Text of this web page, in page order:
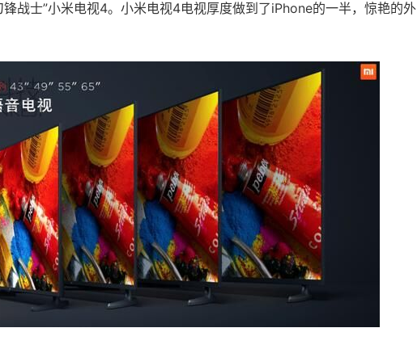
锋战士”小米电视4。小米电视4电视厚度做到了iPhone的一半，惊艳的外